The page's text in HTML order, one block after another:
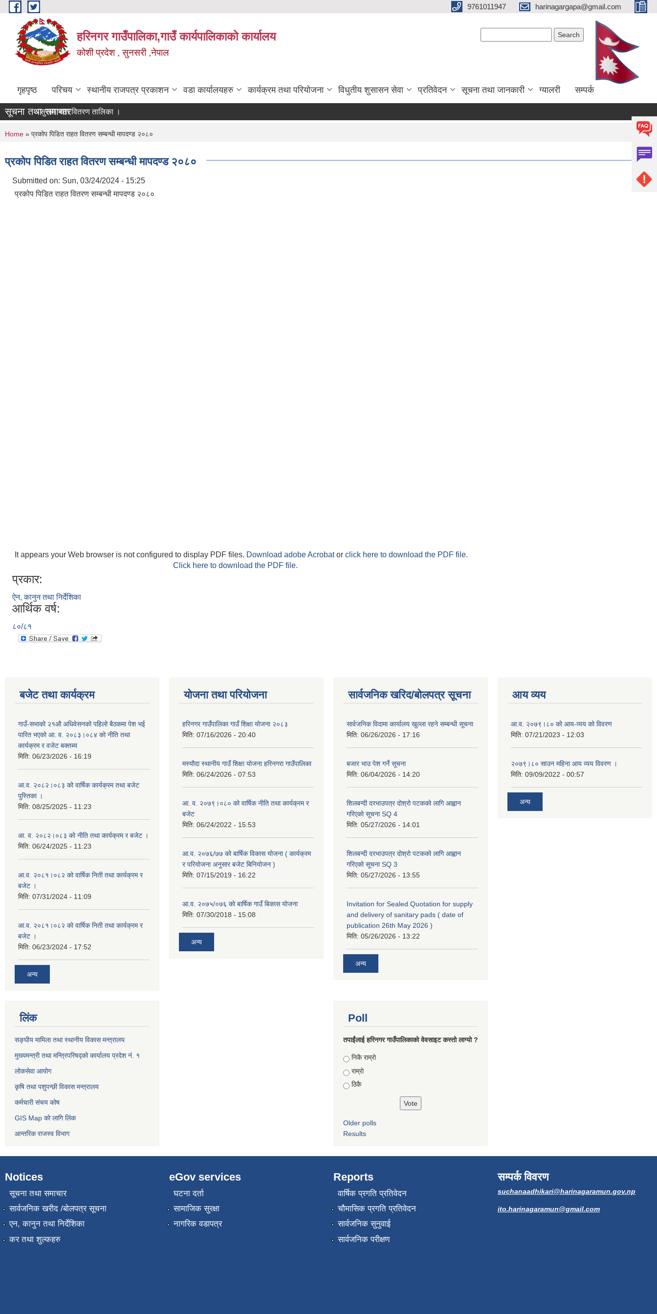
Skip to main content 9761011947 harinagargapa@gmail.com
हरिनगर गाउँपालिका,गाउँ कार्यपालिकाको कार्यालय
कोशी प्रदेश , सुनसरी ,नेपाल
गृहपृष्ठ परिचय स्थानीय राजपत्र प्रकाशन वडा कार्यालयहरु कार्यक्रम तथा परियोजना विधुतीय शुसासन सेवा प्रतिवेदन सूचना तथा जानकारी ग्यालरी सम्पर्क
सूचना तथा समाचार
सामाजिक सुरक्षा भत्ता वितरण तालिका ।
You are here
Home » प्रकोप पिडित राहत वितरण सम्बन्धी मापदण्ड २०८०
प्रकोप पिडित राहत वितरण सम्बन्धी मापदण्ड २०८०
Submitted on: Sun, 03/24/2024 - 15:25
प्रकोप पिडित राहत वितरण सम्बन्धी मापदण्ड २०८०
It appears your Web browser is not configured to display PDF files. Download adobe Acrobator click here to download the PDF file.
Click here to download the PDF file.
प्रकार:
ऐन, कानुन तथा निर्देशिका
आर्थिक वर्ष:
८०/८१
बजेट तथा कार्यक्रम
गाउँ-सभाको २१औ अधिवेसनको पहिलो बैठकमा पेश भई
पारित भएको आ. व. २०८३।०८४ को नीति तथा
कार्यक्रम र वजेट बक्तब्य
मिति: 06/23/2026 - 16:19
आ.व. २०८२।०८३ को वार्षिक कार्यक्रम तथा बजेट
पुस्तिका ।
मिति: 08/25/2025 - 11:23
आ. व. २०८२।०८३ को नीति तथा कार्यक्रम र बजेट ।
मिति: 06/24/2025 - 11:23
आ.व. २०८१।०८२ को वार्षिक निती तथा कार्यक्रम र
बजेट ।
मिति: 07/31/2024 - 11:09
आ.व. २०८१।०८२ को वार्षिक निती तथा कार्यक्रम र
बजेट ।
मिति: 06/23/2024 - 17:52
अन्य
योजना तथा परियोजना
हरिनगर गाउँपालिका गाउँ शिक्षा योजना २०८३
मिति: 07/16/2026 - 20:40
मस्यौदा स्थानीय गाउँ शिक्षा योजना हरिनगरा गाउँपालिका
मिति: 06/24/2026 - 07:53
आ. व. २०७९।०८० को वार्षिक नीति तथा कार्यक्रम र
बजेट
मिति: 06/24/2022 - 15:53
आ.व. २०७६/७७ को बार्षिक विकास योजना ( कार्यक्रम
र परियोजना अनुसार बजेट बिनियोजन )
मिति: 07/15/2019 - 16:22
आ.व. २०७५/०७६ काे बार्षिक गाउँ बिकास योजना
मिति: 07/30/2018 - 15:08
अन्य
सार्वजनिक खरिद/बोलपत्र सूचना
सार्वजनिक विदामा कार्यालय खुल्ला रहने सम्बन्धी सूचना
मिति: 06/26/2026 - 17:16
बजार भाउ पेश गर्ने सूचना
मिति: 06/04/2026 - 14:20
शिलबन्दी दरभाउपत्र दोश्रो पटकको लागि आह्वान
गरिएको सूचना SQ 4
मिति: 05/27/2026 - 14:01
शिलबन्दी दरभाउपत्र दोश्रो पटकको लागि आह्वान
गरिएको सूचना SQ 3
मिति: 05/27/2026 - 13:55
Invitation for Sealed Quotation for supply
and delivery of sanitary pads ( date of
publication 26th May 2026 )
मिति: 05/26/2026 - 13:22
अन्य
आय व्यय
आ.व. २०७९।८० को आय-व्यय को विवरण
मिति: 07/21/2023 - 12:03
२०७९।८० साउन महिना आय व्यय विवरण ।
मिति: 09/09/2022 - 00:57
अन्य
लिंक
सङ्घीय मामिला तथा स्थानीय विकास मन्त्रालय
मुख्यमन्त्री तथा मन्त्रिपरिषद्को कार्यालय प्रदेश नं. १
लोकसेवा आयोग ​​​​
कृषि तथा पशुपन्छी विकास मन्त्रालय
कर्मचारी संचय कोष
GIS Map को लागि लिंक
आन्तरिक राजस्व विभाग
Poll
तपाईंलाई हरिनगर गाउँपालिकाको वेवसाइट कस्तो लाग्यो ?
Choices
निकै राम्राे
राम्राे
ठिकै
Older polls
Results
Notices
सूचना तथा समाचार
सार्वजनिक खरीद /बोलपत्र सूचना
एन, कानुन तथा निर्देशिका
कर तथा शुल्कहरु
eGov services
घटना दर्ता
सामाजिक सुरक्षा
नागरिक वडापत्र
Reports
वार्षिक प्रगति प्रतिवेदन
चौमासिक प्रगति प्रतिवेदन
सार्वजनिक सुनुवाई
सार्वजनिक परीक्षण
सम्पर्क विवरण
suchanaadhikari@harinagaramun.gov.np
ito.harinagaramun@gmail.com